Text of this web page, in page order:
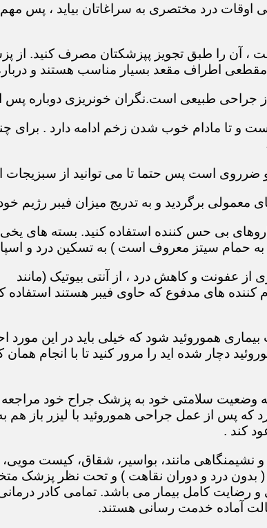
اوقات درد مختصری به سراغاتان بیاید ، پس
، آن را طبق تجویز پپزشکتان مصرف کنید.
اطراف مقعد بسیار مناسب هستند و
جراحی طبیعی است.نگران خونریزی دوباره پس
و تا مادام خوب شدن زخم ادامه دارد . برای
ضرروی است پس حتما تا می توانید از سبزیجات
برگردید و به تدریج میزان فیبر رژیم
بی حس کننده استفاده کنید. بسته های
حمام سیتز معروف است ) به تسکین درد و
عفونت و کاهش درد ، از آنتی بیوتیک (مانند
کننده های مدفوع که حاوی فیبر هستند استفاده
هموروئید شود که خیلی باید در این مورد
دچار شده اید را مرور کنید تا با انجام همان
2 یا 3 هفته بعد برای معاینه وضعیت سلامتی خود به پزشک جراح خود
پس از عمل جراحی هموروئید با لیزر باز هم
کند .
نشیمنگاهی مانند، بواسیر، شقاق، کیست مویی،
( بدون درد و دوران نقاهت ) و تحت نظر پزشک
رضایت کامل بیمار می باشد. تمامی کادر
آماده خدمت رسانی هستند.